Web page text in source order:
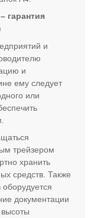
гарантия
и
и
ему следует
или
трейзером
хранить
средств. Также
документации